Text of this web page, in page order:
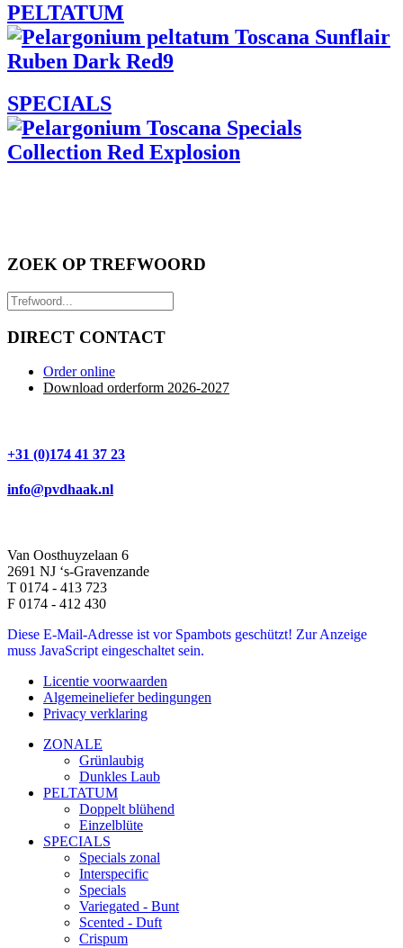
PELTATUM
SPECIALS
ZOEK OP TREFWOORD
DIRECT CONTACT
Order online
Download orderform 2026-2027
+31 (0)174 41 37 23
info@pvdhaak.nl
Van Oosthuyzelaan 6
2691 NJ ‘s-Gravenzande
T 0174 - 413 723
F 0174 - 412 430
Diese E-Mail-Adresse ist vor Spambots geschützt! Zur Anzeige
muss JavaScript eingeschaltet sein.
Licentie voorwaarden
Algemeineliefer bedingungen
Privacy verklaring
ZONALE
Grünlaubig
Dunkles Laub
PELTATUM
Doppelt blühend
Einzelblüte
SPECIALS
Specials zonal
Interspecific
Specials
Variegated - Bunt
Scented - Duft
Crispum